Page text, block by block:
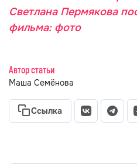
Светлана Пермякова
фильма: фото
Автор статьи
Маша Семёнова
Ссылка